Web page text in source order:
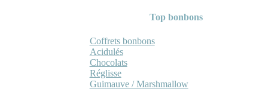
Top bonbons
Coffrets bonbons
Acidulés
Chocolats
Réglisse
Guimauve / Marshmallow